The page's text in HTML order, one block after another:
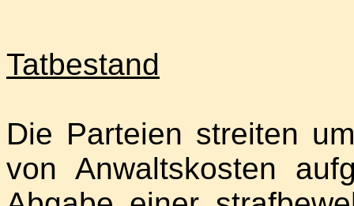
Tatbestand
Die Parteien streiten
von Anwaltskosten